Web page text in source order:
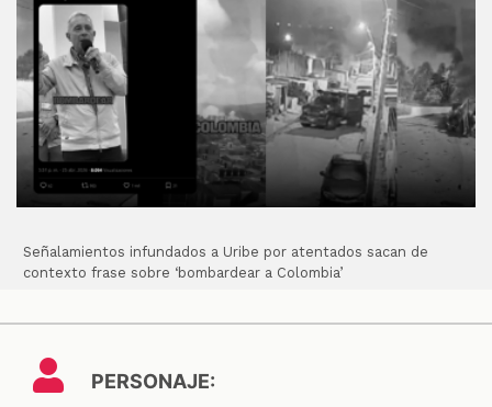
Señalamientos infundados a Uribe por atentados sacan de
contexto frase sobre ‘bombardear a Colombia’
PERSONAJE: